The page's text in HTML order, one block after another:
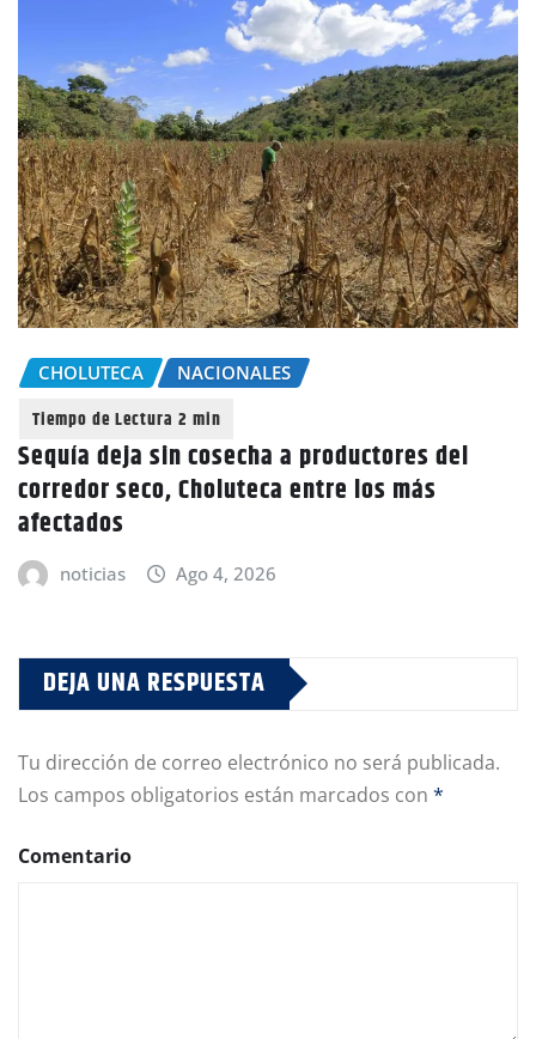
CHOLUTECA NACIONALES
Sequía deja sin cosecha a productores del
corredor seco, Choluteca entre los más
afectados
noticias Ago 4, 2026
DEJA UNA RESPUESTA
Tu dirección de correo electrónico no será publicada.
Los campos obligatorios están marcados con *
Comentario